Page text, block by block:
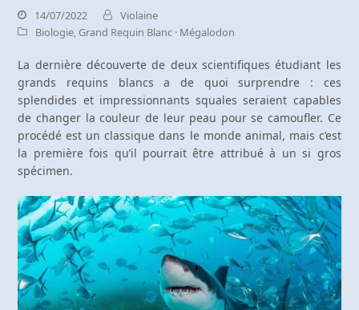
14/07/2022
Violaine
Biologie,Grand Requin Blanc · Mégalodon
La dernière découverte de deux scientifiques étudiant les
grands requins blancs a de quoi surprendre : ces
splendides et impressionnants squales seraient capables
de changer la couleur de leur peau pour se camoufler. Ce
procédé est un classique dans le monde animal, mais c’est
la première fois qu’il pourrait être attribué à un si gros
spécimen.